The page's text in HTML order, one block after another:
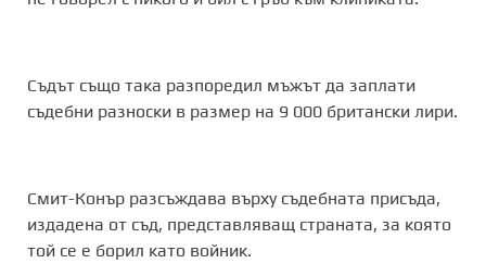
Съдът също така разпоредил мъжът да заплати
съдебни разноски в размер на 9 000 британски лири.
Смит-Конър разсъждава върху съдебната присъда,
издадена от съд, представляващ страната, за която
той се е борил като войник.